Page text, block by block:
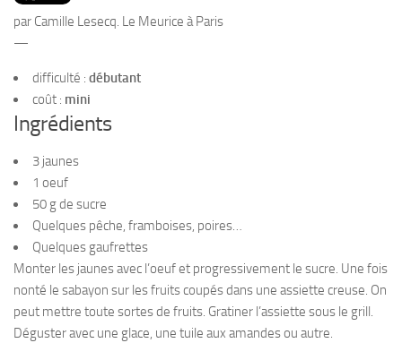
PRODUITS
RECETTES
Entrées
Plats
Desserts
Sauces
par Camille Lesecq. Le Meurice à Paris
—
difficulté : débutant
coût : mini
Ingrédients
3 jaunes
1 oeuf
50 g de sucre
Quelques pêche, framboises, poires…
Quelques gaufrettes
Monter les jaunes avec l’oeuf et progressivement le sucre. Une fois
nonté le sabayon sur les fruits coupés dans une assiette creuse. On
peut mettre toute sortes de fruits. Gratiner l’assiette sous le grill.
Déguster avec une glace, une tuile aux amandes ou autre.